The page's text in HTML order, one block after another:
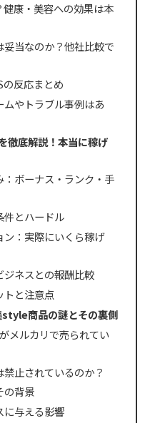
康・美容への効果は本
当なのか？他社比較で
の反応まとめ
やトラブル事例はあ
徹底解説！本当に稼げ
ボーナス・ランク・手
件とハードル
：実際にいくら稼げ
ネスとの報酬比較
トと注意点
style商品の謎とその裏側
メルカリで売られてい
止されているのか？
の背景
に与える影響